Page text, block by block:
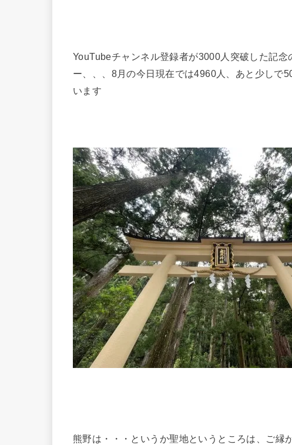
YouTubeチャンネル登録者が3000人突破した記
ー、、、8月の今日現在では4960人、あと少しで
います
熊野は・・・というか聖地というところは、ご縁